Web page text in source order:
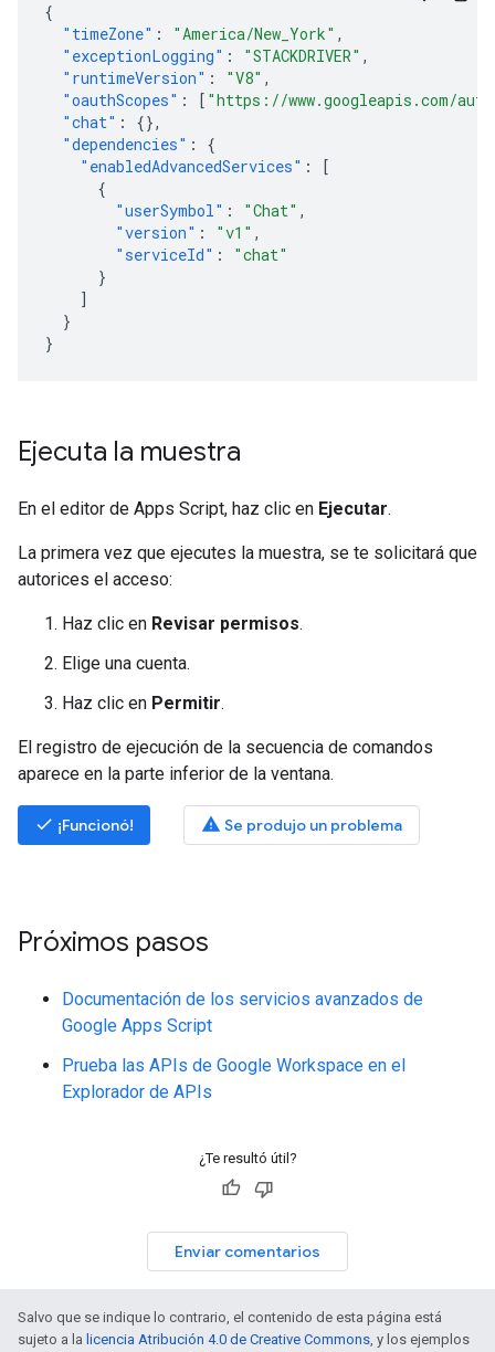
{
"timeZone" : "America/New_York" ,
"exceptionLogging" : "STACKDRIVER" ,
"runtimeVersion" : "V8" ,
"oauthScopes" : [ "https://www.googleapis.com/
"chat" :
{},
"dependencies" :
{
"enabledAdvancedServices" :
[
{
"userSymbol" : "Chat" ,
"version" : "v1" ,
"serviceId" :
"chat"
}
]
}
}
Ejecuta la muestra
En el editor de Apps Script, haz clic en Ejecutar.
La primera vez que ejecutes la muestra, se te solicitará que
autorices el acceso:
Haz clic en Revisar permisos.
Elige una cuenta.
Haz clic en Permitir.
El registro de ejecución de la secuencia de comandos
aparece en la parte inferior de la ventana.
done ¡Funcionó! warning Se produjo un problema
Próximos pasos
Documentación de los servicios avanzados de
Google Apps Script
Prueba las APIs de Google Workspace en el
Explorador de APIs
¿Te resultó útil?
Enviar comentarios
Salvo que se indique lo contrario, el contenido de esta página está
sujeto a la licencia Atribución 4.0 de Creative Commons, y los ejemplos